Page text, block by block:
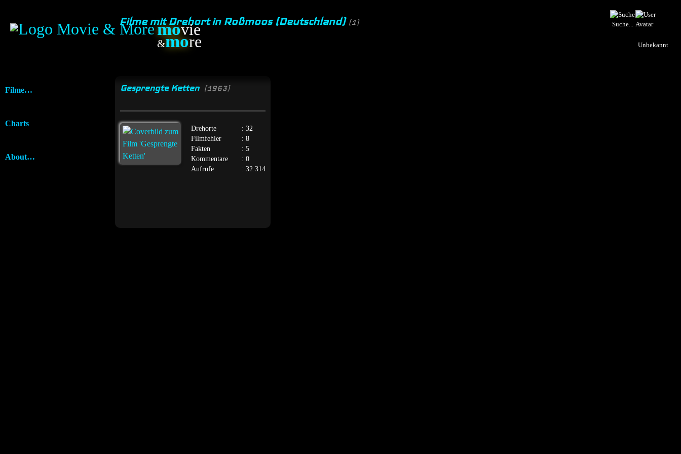
movie
&more
Suche...
Unbekannt
Filme mit Drehort in Roßmoos (Deutschland) (1)
Filme…
Charts
About…
Gesprengte Ketten [1963]
Drehorte
: 32
Filmfehler
: 8
Fakten
: 5
Kommentare
: 0
Aufrufe
: 32.314